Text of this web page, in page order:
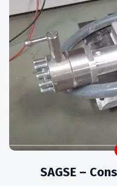
SAGSE –